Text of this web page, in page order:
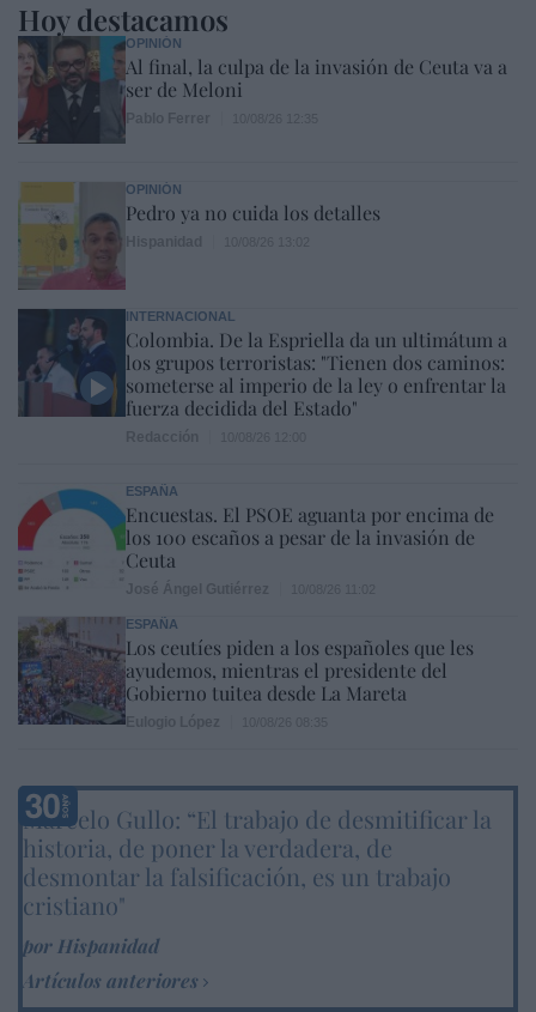
Hoy destacamos
OPINIÓN
Al final, la culpa de la invasión de Ceuta va a
ser de Meloni
OPINIÓN
Pedro ya no cuida los detalles
INTERNACIONAL
Colombia. De la Espriella da un ultimátum a
los grupos terroristas: "Tienen dos caminos:
someterse al imperio de la ley o enfrentar la
fuerza decidida del Estado"
ESPAÑA
Encuestas. El PSOE aguanta por encima de
los 100 escaños a pesar de la invasión de
Ceuta
ESPAÑA
Los ceutíes piden a los españoles que les
ayudemos, mientras el presidente del
Gobierno tuitea desde La Mareta
Marcelo Gullo: “El trabajo de desmitificar la
historia, de poner la verdadera, de
desmontar la falsificación, es un trabajo
cristiano"
por Hispanidad
Artículos anteriores